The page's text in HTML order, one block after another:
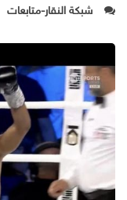
شبكة النقار-متابعات